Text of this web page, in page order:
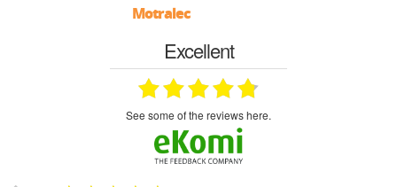
Motralec
Excellent
see some of the reviews here.